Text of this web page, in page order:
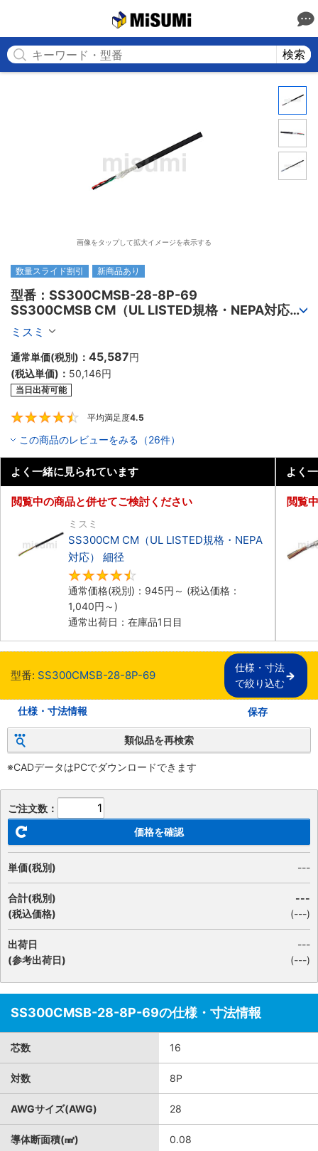
検索
画像をタップして拡大イメージを表示する
数量スライド割引 新商品あり
型番：SS300CMSB-28-8P-69
SS300CMSB CM（UL LISTED規格・NEPA対応）
細径 シールド付
ミスミ
通常単価(税別)： 45,587円
(税込単価)： 50,146円
当日出荷可能
平均満足度4.5
この商品のレビューをみる（26件）
よく一緒に見られています
閲覧中の商品と併せてご検討ください
ミスミ
SS300CM CM（UL LISTED規格・NEPA
対応） 細径
通常価格(税別)： 945円 ～ (税込価格：
1,040円 ～)
通常出荷日：在庫品1日目
よく
閲覧
型番: SS300CMSB-28-8P-69
仕様・寸法
で絞り込む
仕様・寸法情報 保存
類似品を再検索
※CADデータはPCでダウンロードできます
ご注文数：
価格を確認
単価(税別) ---
合計(税別)
(税込価格)
---
(---)
出荷日
(参考出荷日)
---
(---)
SS300CMSB-28-8P-69の仕様・寸法情報
芯数 16
対数 8P
AWGサイズ(AWG) 28
導体断面積(㎟) 0.08